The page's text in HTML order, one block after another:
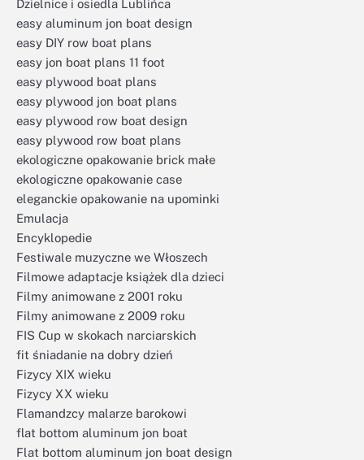
Dzielnice i osiedla Lublińca
easy aluminum jon boat design
easy DIY row boat plans
easy jon boat plans 11 foot
easy plywood boat plans
easy plywood jon boat plans
easy plywood row boat design
easy plywood row boat plans
ekologiczne opakowanie brick małe
ekologiczne opakowanie case
eleganckie opakowanie na upominki
Emulacja
Encyklopedie
Festiwale muzyczne we Włoszech
Filmowe adaptacje książek dla dzieci
Filmy animowane z 2001 roku
Filmy animowane z 2009 roku
FIS Cup w skokach narciarskich
fit śniadanie na dobry dzień
Fizycy XIX wieku
Fizycy XX wieku
Flamandzcy malarze barokowi
flat bottom aluminum jon boat
Flat bottom aluminum jon boat design